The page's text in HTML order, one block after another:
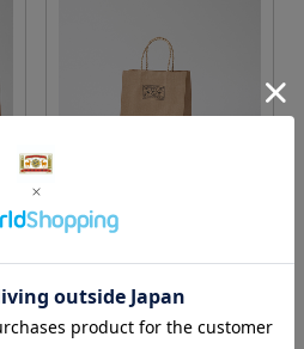
Sサイズ
カートに入れる